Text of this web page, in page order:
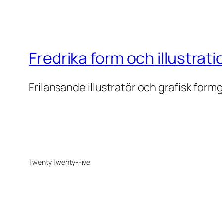
Fredrika form och
Frilansande illustratör och grafisk
Twenty Twenty-Five